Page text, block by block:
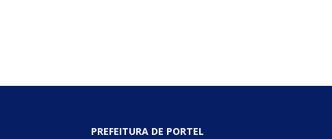
PREFEITURA DE PORTEL